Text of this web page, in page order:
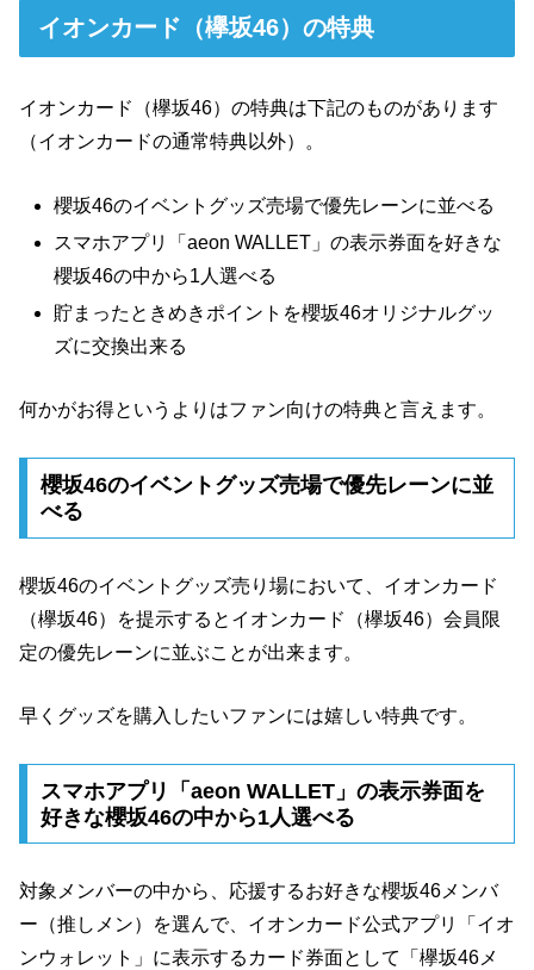
イオンカード（欅坂46）の特典
イオンカード（欅坂46）の特典は下記のものがあります
（イオンカードの通常特典以外）。
櫻坂46のイベントグッズ売場で優先レーンに並べる
スマホアプリ「aeon WALLET」の表示券面を好きな
櫻坂46の中から1人選べる
貯まったときめきポイントを櫻坂46オリジナルグッ
ズに交換出来る
何かがお得というよりはファン向けの特典と言えます。
櫻坂46のイベントグッズ売場で優先レーンに並
べる
櫻坂46のイベントグッズ売り場において、イオンカード
（欅坂46）を提示するとイオンカード（欅坂46）会員限
定の優先レーンに並ぶことが出来ます。
早くグッズを購入したいファンには嬉しい特典です。
スマホアプリ「aeon WALLET」の表示券面を
好きな櫻坂46の中から1人選べる
対象メンバーの中から、応援するお好きな櫻坂46メンバ
ー（推しメン）を選んで、イオンカード公式アプリ「イオ
ンウォレット」に表示するカード券面として「欅坂46メ